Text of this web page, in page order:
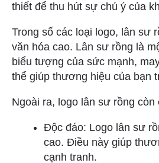
thiết để thu hút sự chú ý của
Trong số các loại logo, lân sư
văn hóa cao. Lân sư rồng là
biểu tượng của sức mạnh,
thể giúp thương hiệu của bạn
Ngoài ra, logo lân sư rồng
Độc đáo: Logo lân sư
cao. Điều này giúp
cạnh tranh.